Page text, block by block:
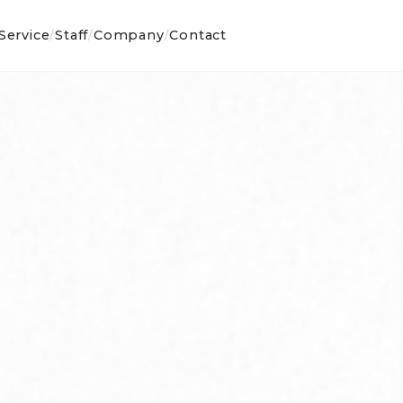
/Staff/Company/Contact